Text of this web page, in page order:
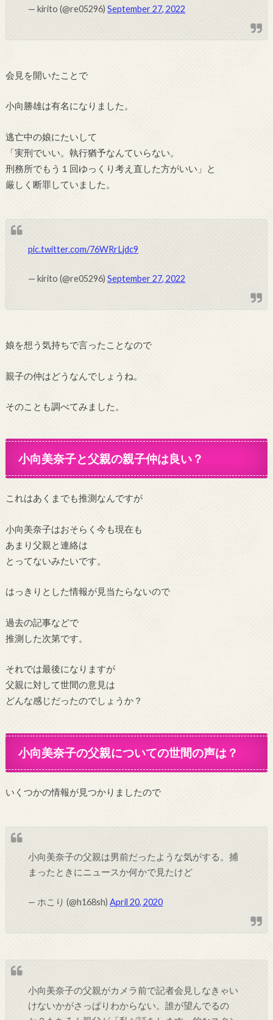
— kirito (@re05296)September 27, 2022
会見を開いたことで
小向勝雄は有名になりました。
逃亡中の娘にたいして
「実刑でいい。執行猶予なんていらない。
刑務所でもう１回ゆっくり考え直した方がいい」と
厳しく断罪していました。
pic.twitter.com/76WRrLjdc9
— kirito (@re05296)September 27, 2022
娘を想う気持ちで言ったことなので
親子の仲はどうなんでしょうね。
そのことも調べてみました。
小向美奈子と父親の親子仲は良い？
これはあくまでも推測なんですが
小向美奈子はおそらく今も現在も
あまり父親と連絡は
とってないみたいです。
はっきりとした情報が見当たらないので
過去の記事などで
推測した次第です。
それでは最後になりますが
父親に対して世間の意見は
どんな感じだったのでしょうか？
小向美奈子の父親についての世間の声は？
いくつかの情報が見つかりましたので
小向美奈子の父親は男前だったような気がする。捕
まったときにニュースか何かで見たけど
— ホこり (@h168sh)April 20, 2020
小向美奈子の父親がカメラ前で記者会見しなきゃい
けないかがさっぱりわからない。誰が望んでるの